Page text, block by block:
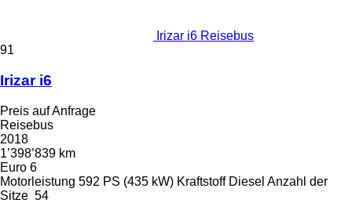
Irizar i6 Reisebus
91
Irizar i6
Preis auf Anfrage
Reisebus
2018
1’398’839 km
Euro 6
Motorleistung 592 PS (435 kW) Kraftstoff Diesel Anzahl der
Sitze 54